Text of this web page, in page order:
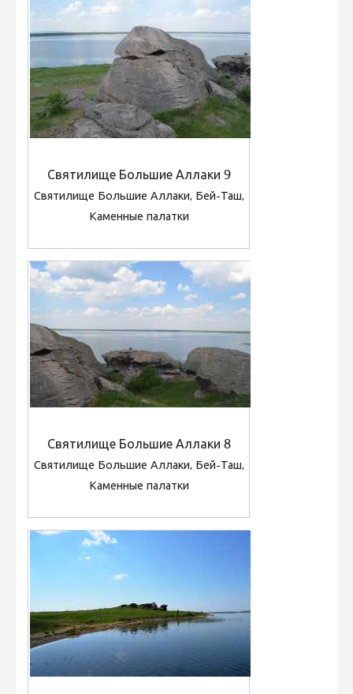
Святилище Большие Аллаки 9
Святилище Большие Аллаки, Бей-Таш,
Каменные палатки
Святилище Большие Аллаки 8
Святилище Большие Аллаки, Бей-Таш,
Каменные палатки